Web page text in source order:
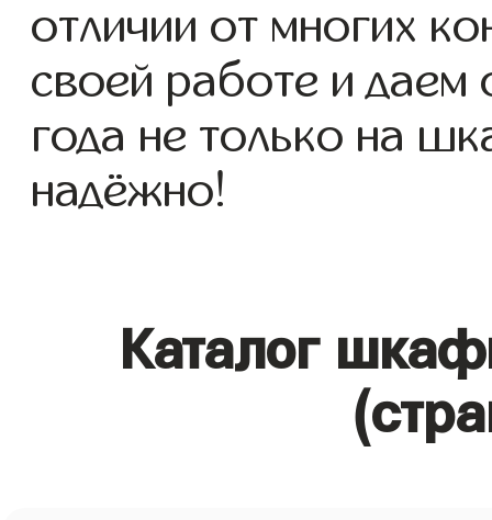
отличии от многих
своей работе и
года не только на
надёжно!
Каталог